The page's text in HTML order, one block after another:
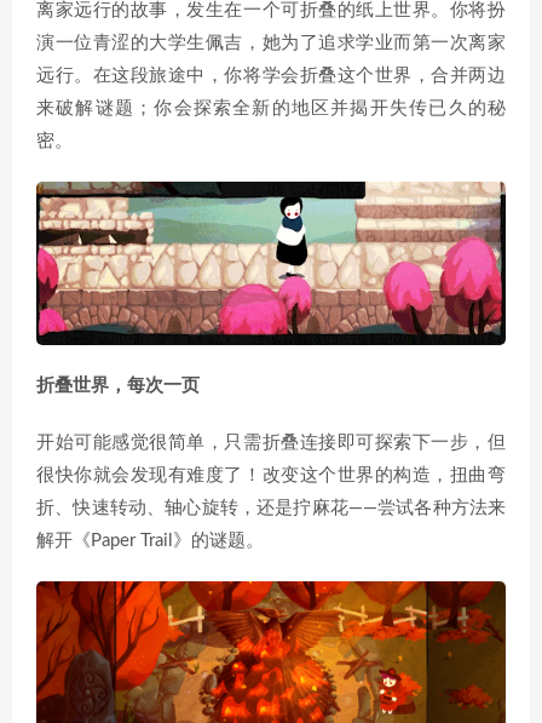
离家远行的故事，发生在一个可折叠的纸上世界。你将扮
演一位青涩的大学生佩吉，她为了追求学业而第一次离家
远行。在这段旅途中，你将学会折叠这个世界，合并两边
来破解谜题；你会探索全新的地区并揭开失传已久的秘
密。
折叠世界，每次一页
开始可能感觉很简单，只需折叠连接即可探索下一步，但
很快你就会发现有难度了！改变这个世界的构造，扭曲弯
折、快速转动、轴心旋转，还是拧麻花——尝试各种方法来
解开《Paper Trail》的谜题。